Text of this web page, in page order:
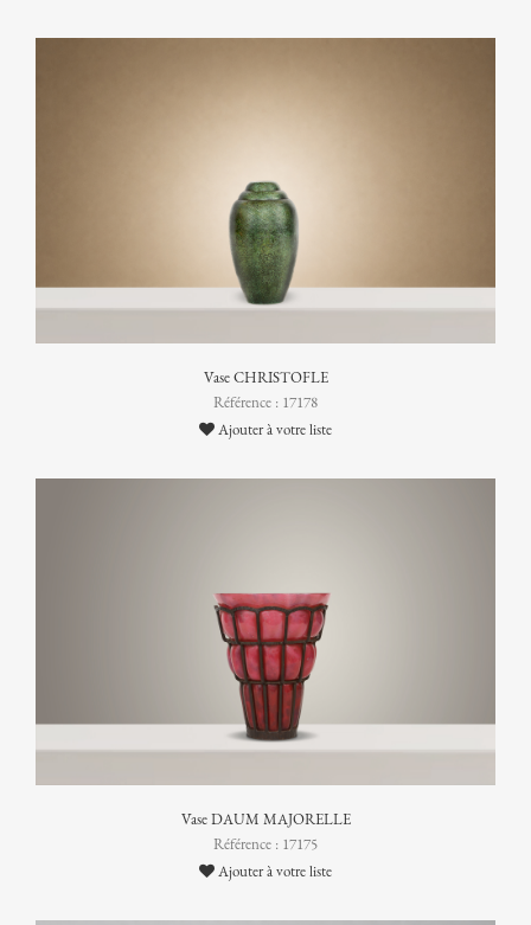
Vase CHRISTOFLE
Référence : 17178
Ajouter à votre liste
Vase DAUM MAJORELLE
Référence : 17175
Ajouter à votre liste